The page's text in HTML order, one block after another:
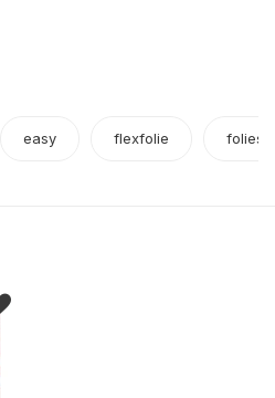
easy flexfolie folies